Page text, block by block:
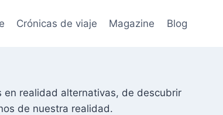
Crónicas de viaje Magazine Blog
realidad alternativas, de descubrir
de nuestra realidad.